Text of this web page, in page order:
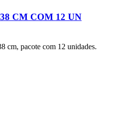
CM COM 12 UN
cm, pacote com 12 unidades.